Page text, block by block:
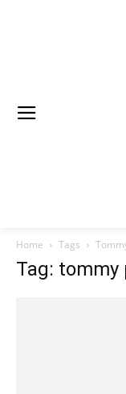
Home Tags
Tag: